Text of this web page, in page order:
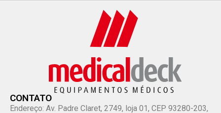
CONTATO
Endereço: Av. Padre Claret, 2749, loja 01, CEP 93280-203,